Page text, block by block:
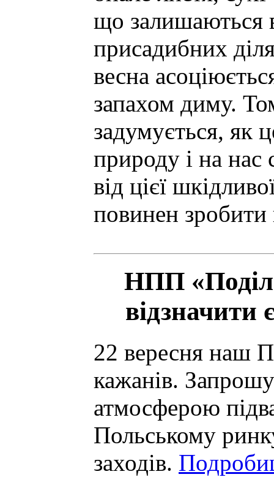
що залишаються
присадибних
весна
запахом диму.
задумується, як
природу і на нас
від цієї
повинен зробити
НПП
відзначити
22 вересня наш
кажанів.
атмосферою
Польському
заходів.